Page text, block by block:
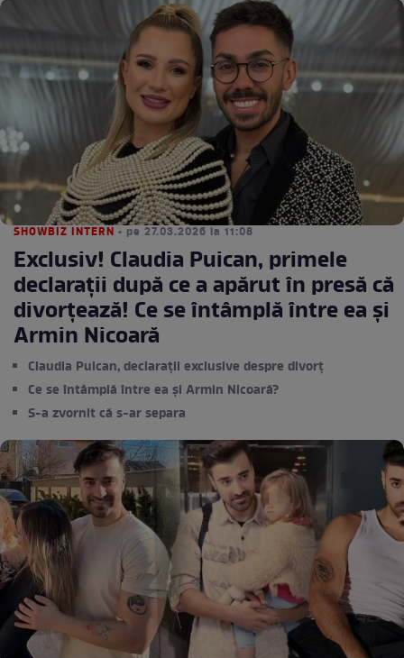
SHOWBIZ INTERN • pe 27.03.2026 la 11:08
Exclusiv! Claudia Puican, primele
declarații după ce a apărut în presă că
divorțează! Ce se întâmplă între ea și
Armin Nicoară
Claudia Puican, declarații exclusive despre divorț
Ce se întâmplă între ea și Armin Nicoară?
S-a zvornit că s-ar separa